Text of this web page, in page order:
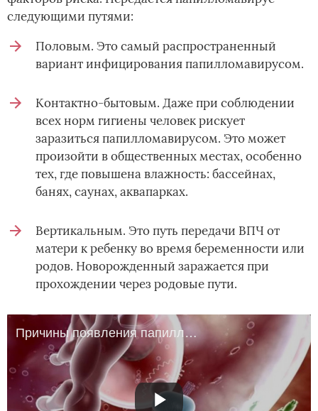
следующими путями:
Половым. Это самый распространенный
вариант инфицирования папилломавирусом.
Контактно-бытовым. Даже при соблюдении
всех норм гигиены человек рискует
заразиться папилломавирусом. Это может
произойти в общественных местах, особенно
тех, где повышена влажность: бассейнах,
банях, саунах, аквапарках.
Вертикальным. Это путь передачи ВПЧ от
матери к ребенку во время беременности или
родов. Новорожденный заражается при
прохождении через родовые пути.
Причины появления папиллом